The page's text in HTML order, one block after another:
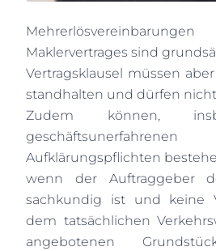
Maklervertrages sind
Vertragsklausel müssen
standhalten und dürfen
Zudem können,
Aufklärungspflichten
wenn der Auftraggeber
sachkundig ist und keine
dem tatsächlichen
angebotenen